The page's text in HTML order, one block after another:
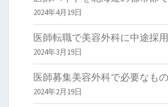
2024年4月19日
医師転職で美容外科に中途採用
2024年3月19日
医師募集美容外科で必要なもの
2024年2月19日